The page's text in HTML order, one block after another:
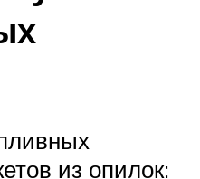
из опилок: